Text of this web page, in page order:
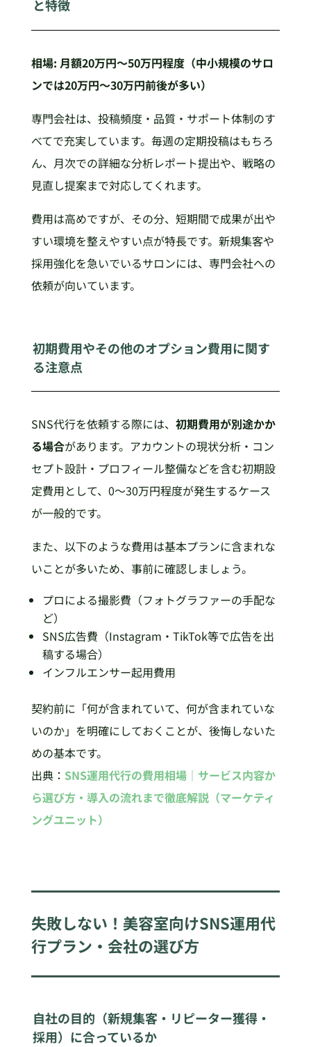
と特徴
相場: 月額20万円〜50万円程度（中小規模のサロ
ンでは20万円〜30万円前後が多い）
専門会社は、投稿頻度・品質・サポート体制のす
べてで充実しています。毎週の定期投稿はもちろ
ん、月次での詳細な分析レポート提出や、戦略の
見直し提案まで対応してくれます。
費用は高めですが、その分、短期間で成果が出や
すい環境を整えやすい点が特長です。新規集客や
採用強化を急いでいるサロンには、専門会社への
依頼が向いています。
初期費用やその他のオプション費用に関す
る注意点
SNS代行を依頼する際には、 初期費用が別途かか
る場合があります。アカウントの現状分析・コン
セプト設計・プロフィール整備などを含む初期設
定費用として、0〜30万円程度が発生するケース
が一般的です。
また、以下のような費用は基本プランに含まれな
いことが多いため、事前に確認しましょう。
プロによる撮影費（フォトグラファーの手配な
ど）
SNS広告費（Instagram・TikTok等で広告を出
稿する場合）
インフルエンサー起用費用
契約前に「何が含まれていて、何が含まれていな
いのか」を明確にしておくことが、後悔しないた
めの基本です。
出典： SNS運用代行の費用相場｜サービス内容か
ら選び方・導入の流れまで徹底解説（マーケティ
ングユニット）
失敗しない！美容室向けSNS運用代
行プラン・会社の選び方
自社の目的（新規集客・リピーター獲得・
採用）に合っているか